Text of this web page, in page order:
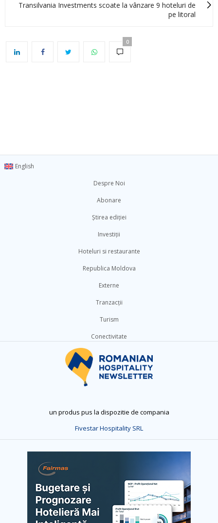
Transilvania Investments scoate la vânzare 9 hoteluri de
pe litoral
0
English
Despre Noi
Abonare
Știrea ediției
Investiții
Hoteluri si restaurante
Republica Moldova
Externe
Tranzacții
Turism
Conectivitate
un produs pus la dispozitie de compania
Fivestar Hospitality SRL